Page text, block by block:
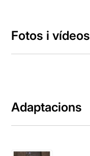
Fotos i vídeos
Adaptacions